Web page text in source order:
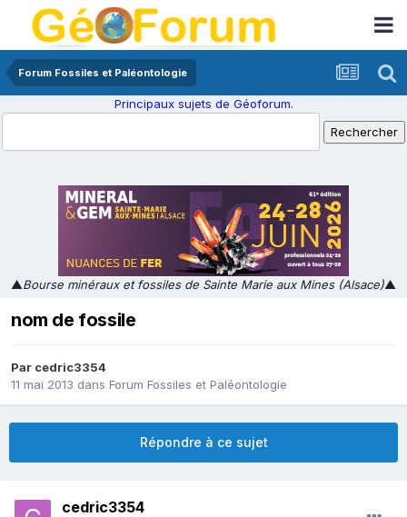
Forum Fossiles et Paléontologie
Principaux sujets de Géoforum.
▲Bourse minéraux et fossiles de Sainte Marie aux Mines (Alsace)▲
nom de fossile
Par cedric3354
11 mai 2013 dans Forum Fossiles et Paléontologie
Répondre à ce sujet
cedric3354